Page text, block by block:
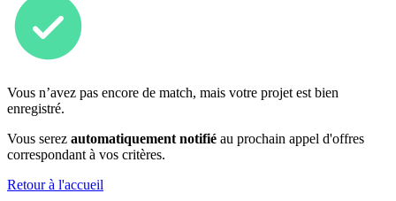
Vous n’avez pas encore de match, mais votre projet est bien
enregistré.
Vous serez automatiquement notifié au prochain appel d'offres
correspondant à vos critères.
Retour à l'accueil